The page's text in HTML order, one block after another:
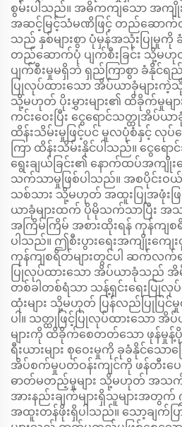
စွမ်းပါသည်။ အဓိကကျသော အကျိုးက
အဆင့်မြင့်သံမဏိဖြင့် တည်ဆောက်ထ
သည် နှစ်များစွာ ပုံမှန်အသုံးပြုမှုကို
တည်ဆောက်ပုံ ပျက်စီးခြင်း သို့မ
ပျက်စီးမှုမရှိဘဲ ရှည်ကြာစွာ ခံနိုင်ရ
ပြုလုပ်ထားသော အိပ်ယာခုံများကဲ့သို့
သို့မဟုတ် ပိုးမွှားများ၏ ထိခိုက်မှုများ
ကင်းဝေးပြီး ငွေရောင်သတ္ထုအိပ်
ထိန်းသိမ်းမှုဖြင့်ပင် မူလပုံစံနှင့် လုပ်
ကြာ ထိန်းသိမ်းနိုင်ပါသည်။ ငွေရ
ရွေးချယ်ခြင်း၏ နောက်ထပ်အကျိုးကျ
သက်သာမှုဖြစ်ပါသည်။ အစပိုင်းဝ
သစ်သား သို့မဟုတ် အထူးပြုအဖုံးဖ
ယာခုံများထက် ပိုမိုသက်သာပြီး အ
အကြိမ်ကြိမ် အစားထိုးရန် ကုန်ကျစ
ပါသည်။ ဤစီးပွားရေးအကျိုးကျေ
ကုန်ကျစရိတ်များတွင်ပါ ဆက်လက်
ပြုလုပ်ထားသော အိပ်ယာခုံသည် အိမ်သုံ
တစ်ခါတစ်ရံသာ သန့်ရှင်းရေးပြုလု
ထုံးများ သို့မဟုတ် ပြန်လည်ပြုပြင်
ပါ။ သတ္ထုဖြင့်ပြုလုပ်ထားသော
များကို ထိခိုက်စေတတ်သော ဖုန်မှုန့်ပိုး
ရီးယားများ စုဝေးမှုကို ခုခံနိုင်သော
အိပ်စက်မှုပတ်ဝန်းကျင်ကို ဖန်တီးပ
ဓာတ်မတည့်မှုများ သို့မဟုတ် အသက်
အားနည်းချက်များရှိသူများအတွ
အထူးတန်ဖိုးရှိပါသည်။ သော့ချက်ပြ